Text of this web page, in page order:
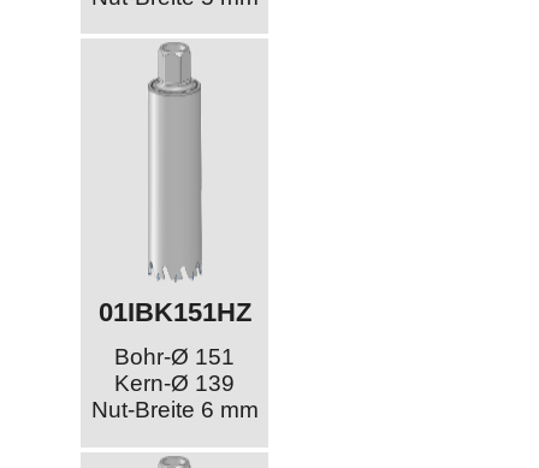
01IBK151HZ
Bohr-Ø 151
Kern-Ø 139
Nut-Breite 6 mm